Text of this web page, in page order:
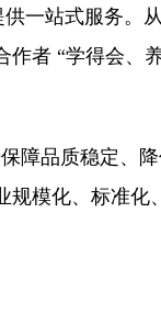
一站式服务。
者 “学得会、
障品质稳定、
规模化、标准化